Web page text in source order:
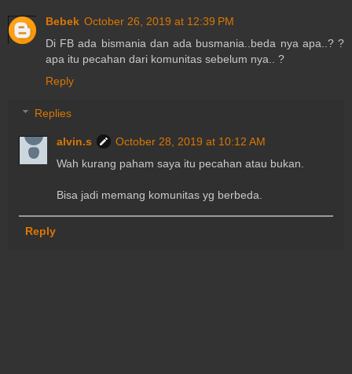
Bebek October 26, 2019 at 12:39 PM
Di FB ada bismania dan ada busmania..beda nya apa..? ?
apa itu pecahan dari komunitas sebelum nya.. ?
Reply
Replies
alvin.s
October 28, 2019 at 10:12 AM
Wah kurang paham saya itu pecahan atau bukan.
Bisa jadi memang komunitas yg berbeda.
Reply